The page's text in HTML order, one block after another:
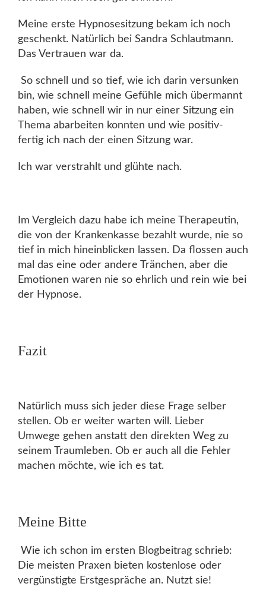
Meine erste Hypnosesitzung bekam ich noch
geschenkt. Natürlich bei Sandra Schlautmann.
Das Vertrauen war da.
So schnell und so tief, wie ich darin versunken
bin, wie schnell meine Gefühle mich übermannt
haben, wie schnell wir in nur einer Sitzung ein
Thema abarbeiten konnten und wie positiv-
fertig ich nach der einen Sitzung war.
Ich war verstrahlt und glühte nach.
Im Vergleich dazu habe ich meine Therapeutin,
die von der Krankenkasse bezahlt wurde, nie so
tief in mich hineinblicken lassen. Da flossen auch
mal das eine oder andere Tränchen, aber die
Emotionen waren nie so ehrlich und rein wie bei
der Hypnose.
Fazit
Natürlich muss sich jeder diese Frage selber
stellen. Ob er weiter warten will. Lieber
Umwege gehen anstatt den direkten Weg zu
seinem Traumleben. Ob er auch all die Fehler
machen möchte, wie ich es tat.
Meine Bitte
Wie ich schon im ersten Blogbeitrag schrieb:
Die meisten Praxen bieten kostenlose oder
vergünstigte Erstgespräche an. Nutzt sie!